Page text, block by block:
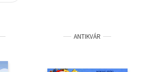
ANTIKVÁR